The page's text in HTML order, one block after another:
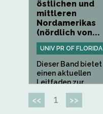
östlichen und
mittleren
Nordamerikas
(nördlich von...
UNIV PR OF FLORIDA
Dieser Band bietet
einen aktuellen
Leitfaden zur...
<< 1 >>